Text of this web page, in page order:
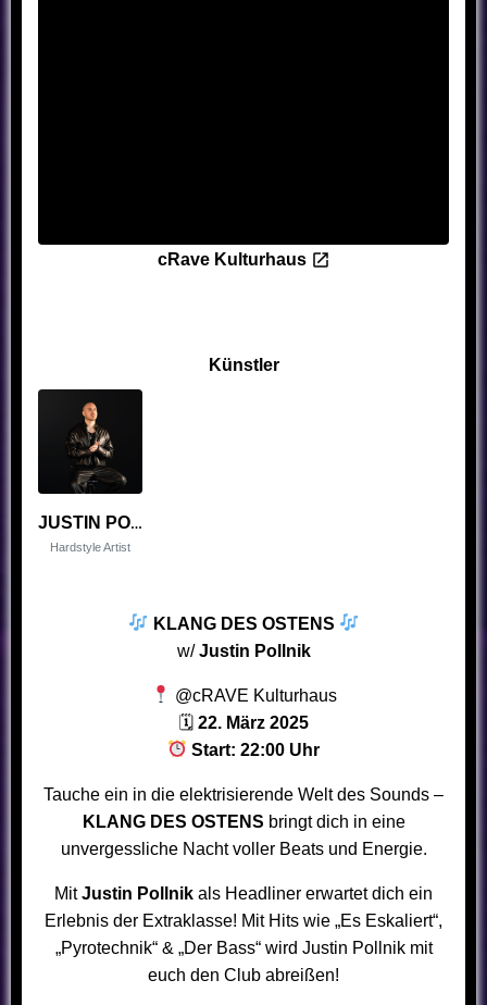
cRave Kulturhaus
Künstler
JUSTIN POLLNIK
Hardstyle Artist
KLANG DES OSTENS
w/Justin Pollnik
@cRAVE Kulturhaus
🗓 22. März 2025
Start: 22:00 Uhr
Tauche ein in die elektrisierende Welt des Sounds –
KLANG DES OSTENS bringt dich in eine
unvergessliche Nacht voller Beats und Energie.
MitJustin Pollnik als Headliner erwartet dich ein
Erlebnis der Extraklasse! Mit Hits wie „Es Eskaliert“,
„Pyrotechnik“ & „Der Bass“ wird Justin Pollnik mit
euch den Club abreißen!